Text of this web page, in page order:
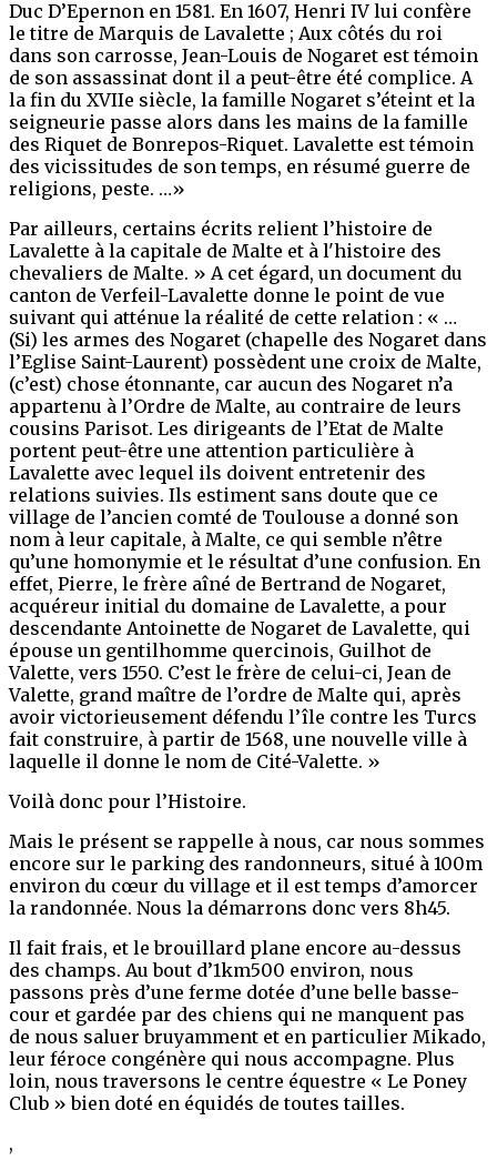
Duc D’Epernon en 1581. En 1607, Henri IV lui confère
le titre de Marquis de Lavalette ; Aux côtés du roi
dans son carrosse, Jean-Louis de Nogaret est témoin
de son assassinat dont il a peut-être été complice. A
la fin du XVIIe siècle, la famille Nogaret s’éteint et la
seigneurie passe alors dans les mains de la famille
des Riquet de Bonrepos-Riquet. Lavalette est témoin
des vicissitudes de son temps, en résumé guerre de
religions, peste. …»
Par ailleurs, certains écrits relient l’histoire de
Lavalette à la capitale de Malte et à l'histoire des
chevaliers de Malte. » A cet égard, un document du
canton de Verfeil-Lavalette donne le point de vue
suivant qui atténue la réalité de cette relation : « …
(Si) les armes des Nogaret (chapelle des Nogaret dans
l’Eglise Saint-Laurent) possèdent une croix de Malte,
(c’est) chose étonnante, car aucun des Nogaret n’a
appartenu à l’Ordre de Malte, au contraire de leurs
cousins Parisot. Les dirigeants de l’Etat de Malte
portent peut-être une attention particulière à
Lavalette avec lequel ils doivent entretenir des
relations suivies. Ils estiment sans doute que ce
village de l’ancien comté de Toulouse a donné son
nom à leur capitale, à Malte, ce qui semble n’être
qu’une homonymie et le résultat d’une confusion. En
effet, Pierre, le frère aîné de Bertrand de Nogaret,
acquéreur initial du domaine de Lavalette, a pour
descendante Antoinette de Nogaret de Lavalette, qui
épouse un gentilhomme quercinois, Guilhot de
Valette, vers 1550. C’est le frère de celui-ci, Jean de
Valette, grand maître de l’ordre de Malte qui, après
avoir victorieusement défendu l’île contre les Turcs
fait construire, à partir de 1568, une nouvelle ville à
laquelle il donne le nom de Cité-Valette. »
Voilà donc pour l’Histoire.
Mais le présent se rappelle à nous, car nous sommes
encore sur le parking des randonneurs, situé à 100m
environ du cœur du village et il est temps d’amorcer
la randonnée. Nous la démarrons donc vers 8h45.
Il fait frais, et le brouillard plane encore au-dessus
des champs. Au bout d’1km500 environ, nous
passons près d’une ferme dotée d’une belle basse-
cour et gardée par des chiens qui ne manquent pas
de nous saluer bruyamment et en particulier Mikado,
leur féroce congénère qui nous accompagne. Plus
loin, nous traversons le centre équestre « Le Poney
Club » bien doté en équidés de toutes tailles.
,